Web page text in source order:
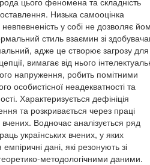
Низька самооцінка
у собі не дозволяє
стиль взаємин зі
адже це створює загрозу для
вимагає від нього
напруження, робить помітними
особистісної неадекватності та
Характеризується дефініція
та розкривається через праці
вчених. Водночас аналізується ряд
українських вчених, у яких
дані, які резонують зі
методологічними даними.